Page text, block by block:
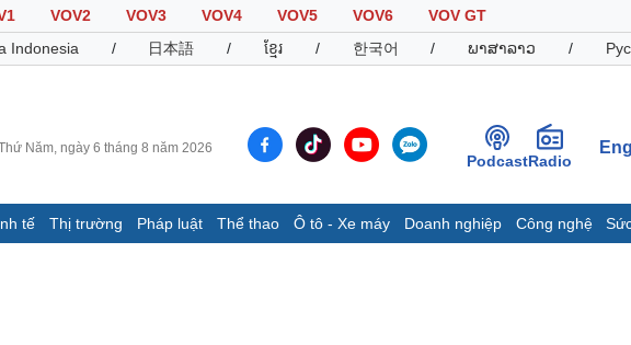
VOV2 VOV3 VOV4 VOV5 VOV6
VOV GT
Indonesia / 日本語 / ខ្មែរ / 한국어 / ພາສາລາວ /
Năm, ngày 6 tháng 8 năm 2026
PodcastRadio
tế Thị trường Pháp luật Thể thao Ô tô - Xe máy Doanh nghiệp Công nghệ